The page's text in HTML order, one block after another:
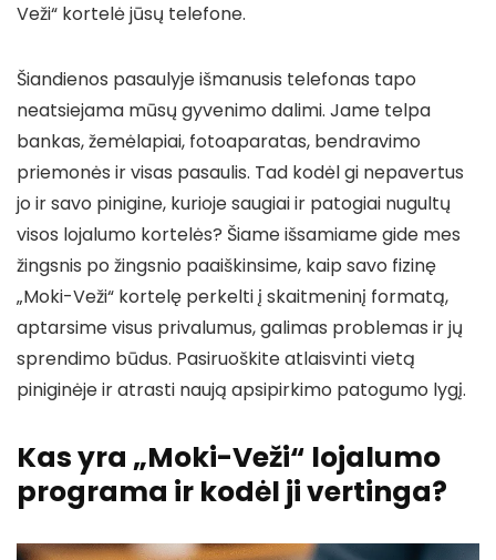
Veži“ kortelė jūsų telefone.
Šiandienos pasaulyje išmanusis telefonas tapo
neatsiejama mūsų gyvenimo dalimi. Jame telpa
bankas, žemėlapiai, fotoaparatas, bendravimo
priemonės ir visas pasaulis. Tad kodėl gi nepavertus
jo ir savo pinigine, kurioje saugiai ir patogiai nugultų
visos lojalumo kortelės? Šiame išsamiame gide mes
žingsnis po žingsnio paaiškinsime, kaip savo fizinę
„Moki-Veži“ kortelę perkelti į skaitmeninį formatą,
aptarsime visus privalumus, galimas problemas ir jų
sprendimo būdus. Pasiruoškite atlaisvinti vietą
piniginėje ir atrasti naują apsipirkimo patogumo lygį.
Kas yra „Moki-Veži“ lojalumo
programa ir kodėl ji vertinga?